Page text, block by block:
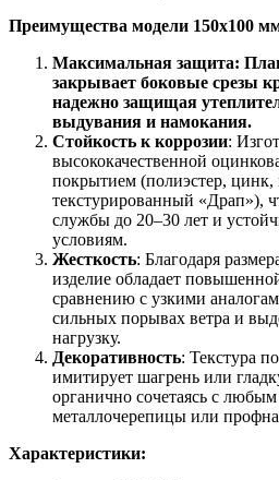
Преимущества модели 150х100
Максимальная защита:
закрывает боковые срезы
надежно защищая
выдувания и намокания.
Стойкость к коррозии:
высококачественной
покрытием (полиэстер,
текстурированный «Драп»),
службы до 20–30 лет и
условиям.
Жесткость: Благодаря
изделие обладает
сравнению с узкими
сильных порывах ветра и
нагрузку.
Декоративность: Текстура
имитирует шагрень или
органично сочетаясь с
металлочерепицы или
Характеристики: